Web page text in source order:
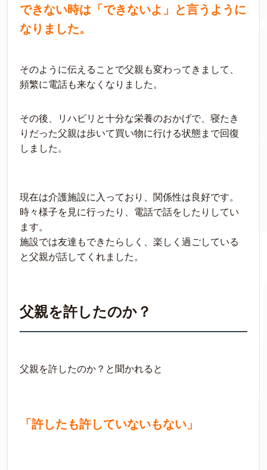
できない時は「できないよ」と言うように
なりました。
そのように伝えることで父親も変わってきまして、
頻繁に電話も来なくなりました。
その後、リハビリと十分な栄養のおかげで、寝たき
りだった父親は歩いて買い物に行ける状態まで回復
しました。
現在は介護施設に入っており、関係性は良好です。
時々様子を見に行ったり、電話で話をしたりしてい
ます。
施設では友達もできたらしく、楽しく過ごしている
と父親が話してくれました。
父親を許したのか？
父親を許したのか？と聞かれると
「許したも許していないもない」